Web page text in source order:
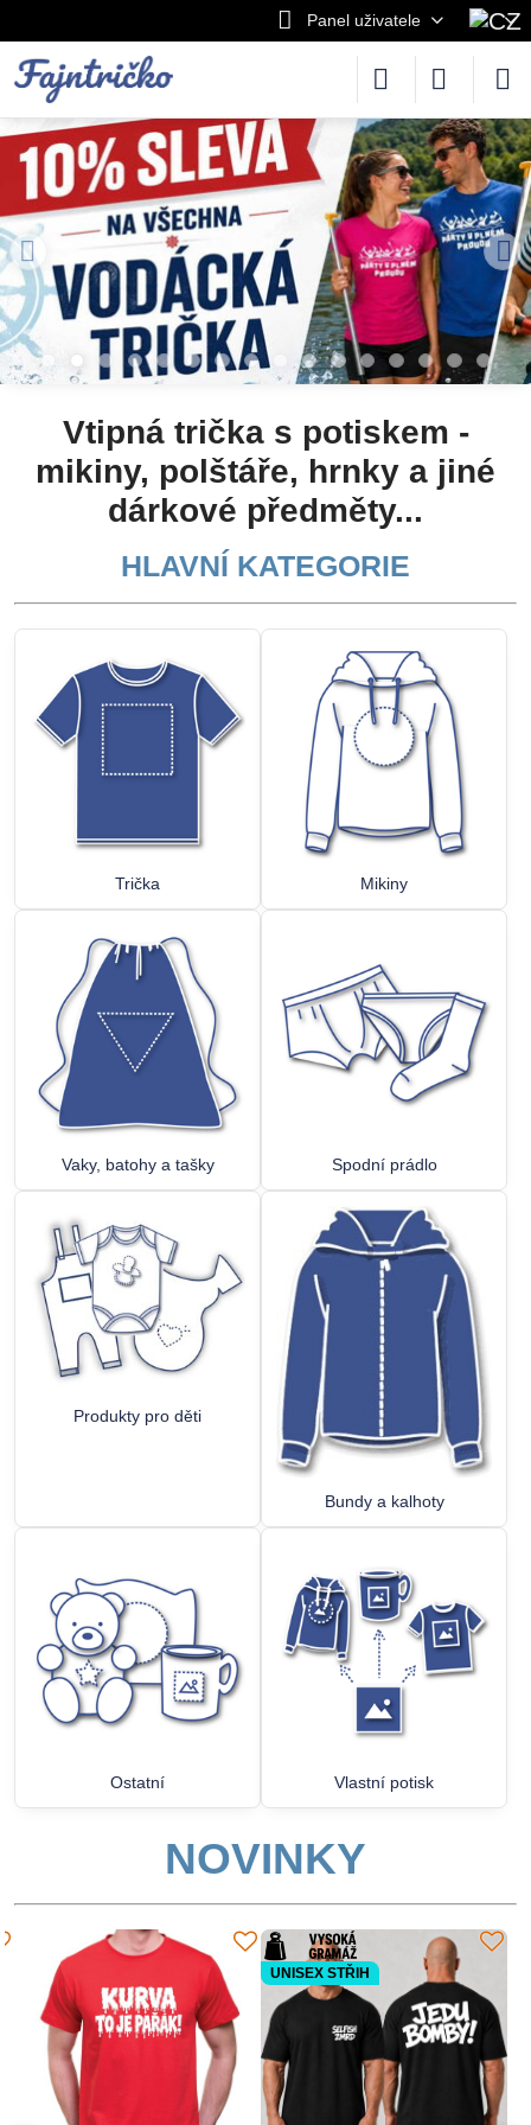
Panel uživatele
Vtipná trička s potiskem -
mikiny, polštáře, hrnky a jiné
dárkové předměty...
HLAVNÍ KATEGORIE
Trička Mikiny
Vaky, batohy a tašky Spodní prádlo
Produkty pro děti
Bundy a kalhoty
Ostatní Vlastní potisk
NOVINKY
UNISEX STŘIH